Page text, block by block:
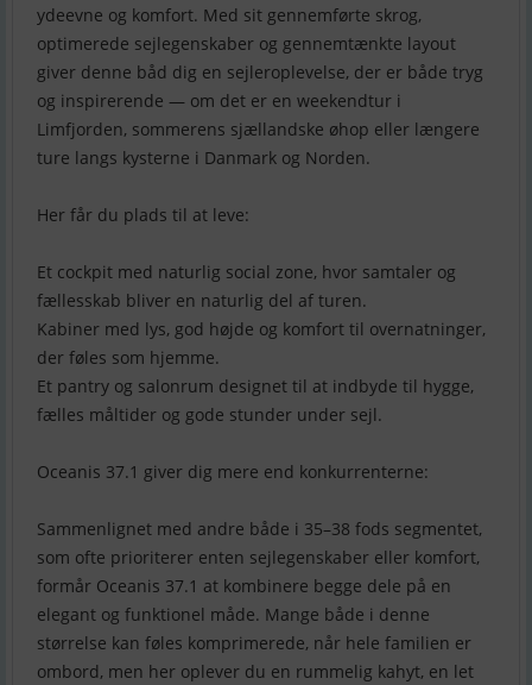
ydeevne og komfort. Med sit gennemførte skrog,
optimerede sejlegenskaber og gennemtænkte layout
giver denne båd dig en sejleroplevelse, der er både tryg
og inspirerende — om det er en weekendtur i
Limfjorden, sommerens sjællandske øhop eller længere
ture langs kysterne i Danmark og Norden.
Her får du plads til at leve:
Et cockpit med naturlig social zone, hvor samtaler og
fællesskab bliver en naturlig del af turen.
Kabiner med lys, god højde og komfort til overnatninger,
der føles som hjemme.
Et pantry og salonrum designet til at indbyde til hygge,
fælles måltider og gode stunder under sejl.
Oceanis 37.1 giver dig mere end konkurrenterne:
Sammenlignet med andre både i 35–38 fods segmentet,
som ofte prioriterer enten sejlegenskaber eller komfort,
formår Oceanis 37.1 at kombinere begge dele på en
elegant og funktionel måde. Mange både i denne
størrelse kan føles komprimerede, når hele familien er
ombord, men her oplever du en rummelig kahyt, en let